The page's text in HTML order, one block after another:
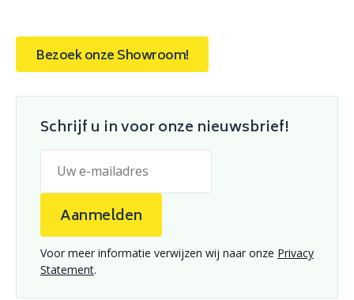
Bezoek onze Showroom!
Schrijf u in voor onze nieuwsbrief!
Aanmelden
Voor meer informatie verwijzen wij naar onze Privacy
Statement.